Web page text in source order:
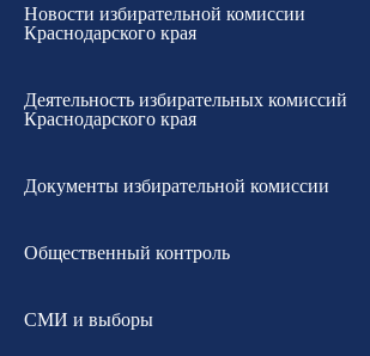
Новости избирательной комиссии
Краснодарского края
Деятельность избирательных комиссий
Краснодарского края
Документы избирательной комиссии
Общественный контроль
СМИ и выборы